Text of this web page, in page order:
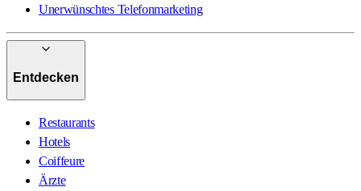
Unerwünschtes Telefonmarketing
Entdecken
Restaurants
Hotels
Coiffeure
Ärzte